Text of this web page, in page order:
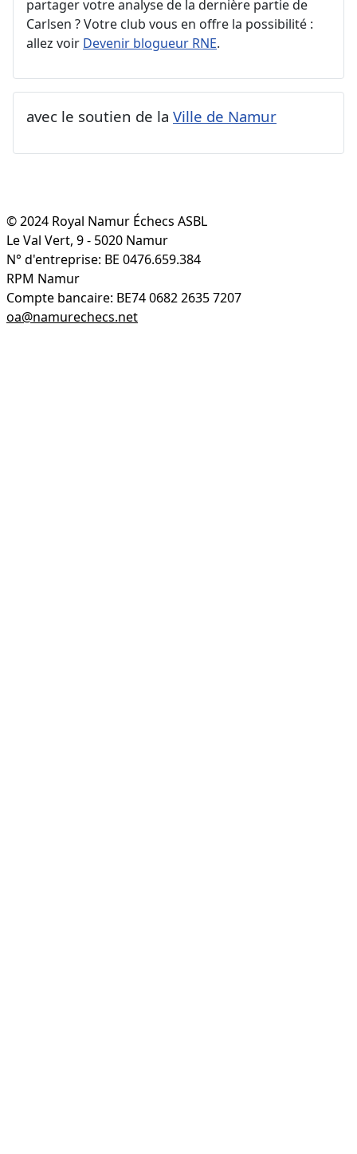
partager votre analyse de la dernière partie de
Carlsen ? Votre club vous en offre la possibilité :
allez voir Devenir blogueur RNE.
avec le soutien de la Ville de Namur
© 2024 Royal Namur Échecs ASBL
Le Val Vert, 9 - 5020 Namur
N° d'entreprise: BE 0476.659.384
RPM Namur
Compte bancaire: BE74 0682 2635 7207
oa@namurechecs.net